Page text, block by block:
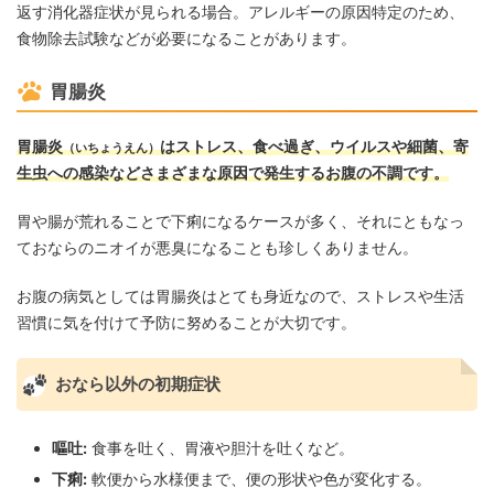
返す消化器症状が見られる場合。アレルギーの原因特定のため、
食物除去試験などが必要になることがあります。
胃腸炎
胃腸炎（いちょうえん）はストレス、食べ過ぎ、ウイルスや細菌、寄
生虫への感染などさまざまな原因で発生するお腹の不調です。
胃や腸が荒れることで下痢になるケースが多く、それにともなっ
ておならのニオイが悪臭になることも珍しくありません。
お腹の病気としては胃腸炎はとても身近なので、ストレスや生活
習慣に気を付けて予防に努めることが大切です。
おなら以外の初期症状
嘔吐: 食事を吐く、胃液や胆汁を吐くなど。
下痢: 軟便から水様便まで、便の形状や色が変化する。